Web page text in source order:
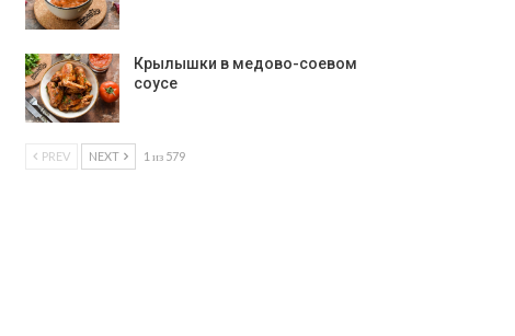
Крылышки в медово-соевом
соусе
PREV NEXT 1 из 579